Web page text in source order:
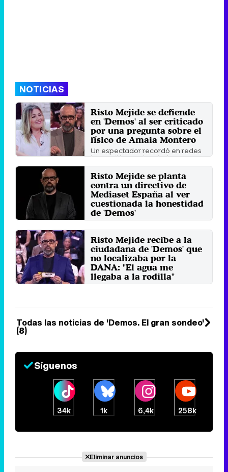
NOTICIAS
Risto Mejide se defiende
en 'Demos' al ser criticado
por una pregunta sobre el
físico de Amaia Montero
Un espectador recordó en redes
la cuestión que lanzó el
presentador al entrevistar a ...
Jueves 5 Diciembre 2024 04:28
Risto Mejide se planta
contra un directivo de
Mediaset España al ver
cuestionada la honestidad
de 'Demos'
El presentador decidió arrancar la
emisión del programa con un
contundente discurso en ...
Jueves 21 Noviembre 2024 03:03
Risto Mejide recibe a la
ciudadana de 'Demos' que
no localizaba por la
DANA: "El agua me
llegaba a la rodilla"
El presentador de 'Demos. El gran
Todas las noticias de 'Demos. El gran sondeo'
(8)
Síguenos
34k 1k 6,4k 258k
Eliminar anuncios